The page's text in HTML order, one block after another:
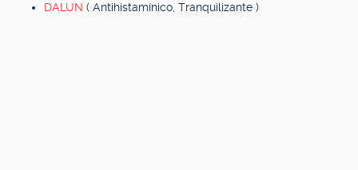
DALUN ( Antihistamínico, Tranquilizante )